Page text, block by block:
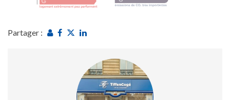
Partager :